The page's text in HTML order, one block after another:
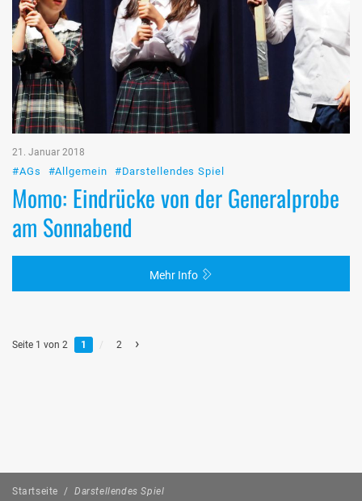
21. Januar 2018
#AGs #Allgemein #Darstellendes Spiel
Momo: Eindrücke von der Generalprobe
am Sonnabend
Mehr Info
Seite 1 von 2 1 / 2 ›
Startseite / Darstellendes Spiel